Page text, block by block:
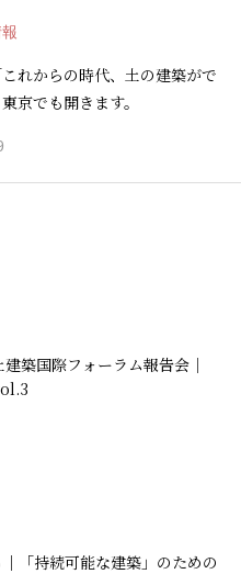
これからの時代、土の建築がで
京でも開きます。
築国際フォーラム報告会｜
「持続可能な建築」のための